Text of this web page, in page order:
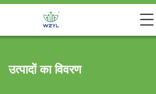
उत्पादों का विवरण